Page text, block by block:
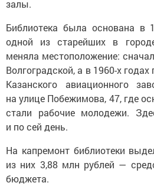
залы.
Библиотека была основана в
одной из старейших в
меняла местоположение:
Волгоградской, а в 1960-х
Казанского авиационного
на улице Побежимова, 47, где
стали рабочие молодежи.
и по сей день.
На капремонт библиотеки
из них 3,88 млн рублей —
бюджета.